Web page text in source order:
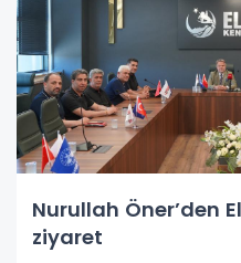
Nurullah Öner’den
ziyaret